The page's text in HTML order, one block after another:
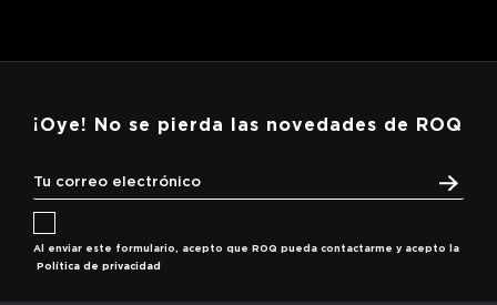
¡Oye! No se pierda las novedades de ROQ
Al enviar este formulario, acepto que ROQ pueda contactarme y acepto la
Política de privacidad